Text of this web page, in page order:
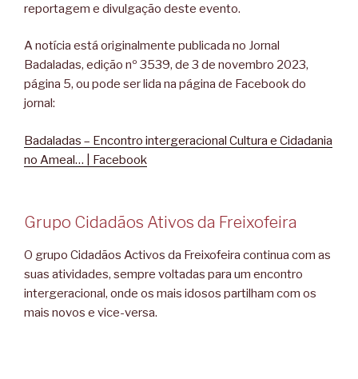
reportagem e divulgação deste evento.
A notícia está originalmente publicada no Jornal
Badaladas, edição nº 3539, de 3 de novembro 2023,
página 5, ou pode ser lida na página de Facebook do
jornal:
Badaladas – Encontro intergeracional Cultura e Cidadania
no Ameal… | Facebook
Grupo Cidadãos Ativos da Freixofeira
O grupo Cidadãos Activos da Freixofeira continua com as
suas atividades, sempre voltadas para um encontro
intergeracional, onde os mais idosos partilham com os
mais novos e vice-versa.